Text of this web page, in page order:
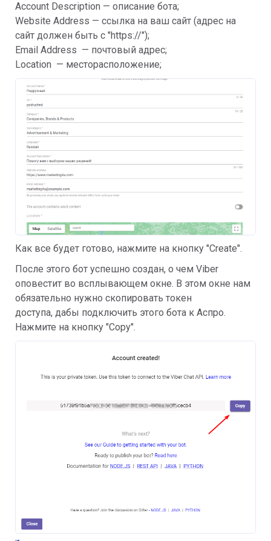
Account Description — описание бота;
Website Address — ссылка на ваш сайт (адрес на
сайт должен быть с "https://");
Email Address — почтовый адрес;
Location — месторасположение;
Как все будет готово, нажмите на кнопку "Create".
После этого бот успешно создан, о чем Viber
оповестит во всплывающем окне. В этом окне нам
обязательно нужно скопировать токен
доступа, дабы подключить этого бота к Аспро.
Нажмите на кнопку "Copy".